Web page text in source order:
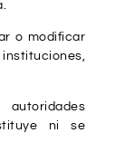
o modificar
ni se